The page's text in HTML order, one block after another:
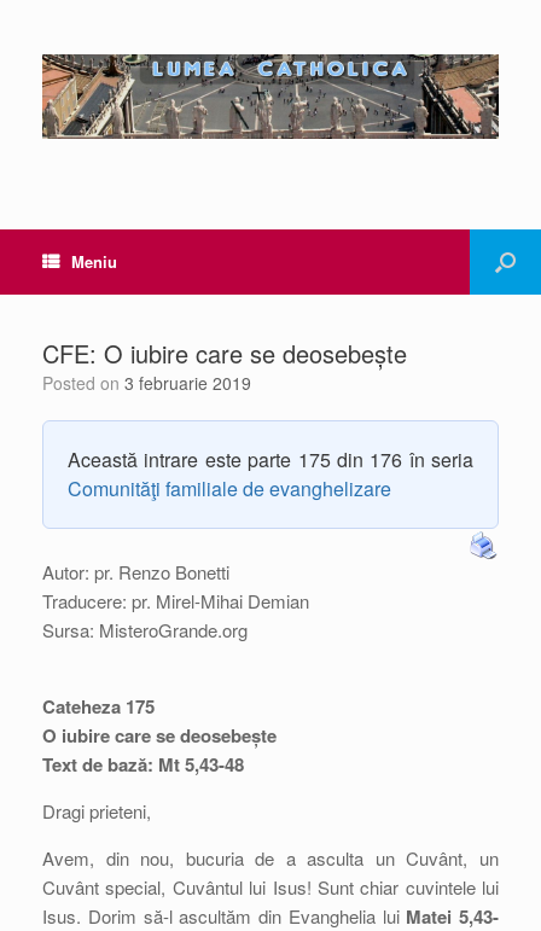
Meniu
CFE: O iubire care se deosebește
Posted on 3 februarie 2019
Această intrare este parte 175 din 176 în seria
Comunităţi familiale de evanghelizare
Autor: pr. Renzo Bonetti
Traducere: pr. Mirel-Mihai Demian
Sursa: MisteroGrande.org
Cateheza 175
O iubire care se deosebește
Text de bază: Mt 5,43-48
Dragi prieteni,
Avem, din nou, bucuria de a asculta un Cuvânt, un
Cuvânt special, Cuvântul lui Isus! Sunt chiar cuvintele lui
Isus. Dorim să-l ascultăm din Evanghelia lui Matei 5,43-